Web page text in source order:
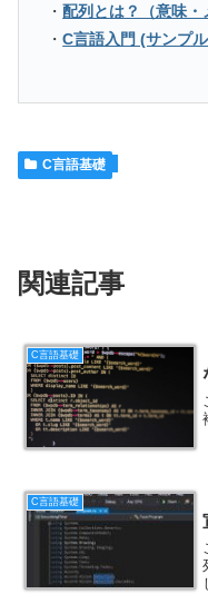
・配列とは？（意味・
・C言語入門 (サンプ
C言語基礎
関連記事
C言語基礎
C言語基礎